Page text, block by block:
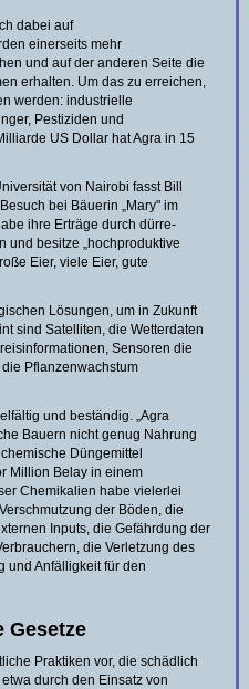
dabei auf
einerseits mehr
und auf der anderen Seite die
erhalten. Um das zu erreichen,
werden: industrielle
Pestiziden und
US Dollar hat Agra in 15
von Nairobi fasst Bill
bei Bäuerin „Mary" im
ihre Erträge durch dürre-
und besitze „hochproduktive
Eier, viele Eier, gute
Lösungen, um in Zukunft
sind Satelliten, die Wetterdaten
Sensoren die
Pflanzenwachstum
und beständig. „Agra
Bauern nicht genug Nahrung
Düngemittel
Million Belay in einem
Chemikalien habe vielerlei
der Böden, die
Inputs, die Gefährdung der
die Verletzung des
und Anfälligkeit für den
Gesetze
Praktiken vor, die schädlich
durch den Einsatz von